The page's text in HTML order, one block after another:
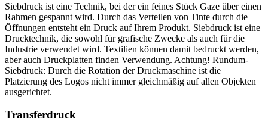
Siebdruck ist eine Technik, bei der ein feines Stück Gaze über einen
Rahmen gespannt wird. Durch das Verteilen von Tinte durch die
Öffnungen entsteht ein Druck auf Ihrem Produkt. Siebdruck ist eine
Drucktechnik, die sowohl für grafische Zwecke als auch für die
Industrie verwendet wird. Textilien können damit bedruckt werden,
aber auch Druckplatten finden Verwendung. Achtung! Rundum-
Siebdruck: Durch die Rotation der Druckmaschine ist die
Platzierung des Logos nicht immer gleichmäßig auf allen Objekten
ausgerichtet.
Transferdruck